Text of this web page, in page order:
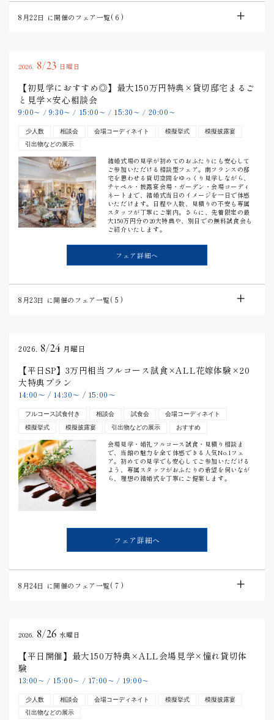
8月22日 に開催のフェア一覧(6 )
2026. 8/23 日曜日
【初見学におすすめ◎】最大150万円特典×貸切邸宅まるご
と見学×安心相談会
9:00〜 / 9:30〜 / 15:00 〜 / 15:30 〜 / 20:00 〜
少人数 相談会 会場コーディネイト 模擬挙式
模擬披露宴
引出物などの展示
結婚式場の見学が初めてのおふたりにも安心して
ご参加いただける相談型フェア。南フランスの邸
宅を思わせる貸切空間をゆっくり見学しながら、
チャペル・披露宴会場・ガーデン・会場コーディ
ネートまで、結婚式当日のイメージを一日で体感
いただけます。日程や人数、見積りの不安も専属
スタッフが丁寧にご案内。さらに、先着限定の最
大150万円分の20大特典や、別日での無料試食会も
ご紹介いたします。
フェア詳細へ
8月23日 に開催のフェア一覧(5 )
2026. 8/24 月曜日
【平日SP】3万円相当フルコース試食×ALL花嫁体験×20
大特典プラン
14:00〜 / 14:30〜 / 15:00〜
フルコース試食付き 相談会 試食会
会場コーディネイト
模擬挙式
模擬披露宴 引出物などの展示 おすすめ
会場見学・婚礼フルコース試食・見積り相談ま
で、当館の魅力を全て体感できる人気No.1フェ
ア。初めての見学でも安心してご参加いただける
よう、専属スタッフがおふたりの希望を伺いなが
ら、理想の結婚式を丁寧にご提案します。
フェア詳細へ
8月24日 に開催のフェア一覧(7 )
2026. 8/26 水曜日
【平日開催】最大150万特典×ALL会場見学×憧れ貸切体
験
13:00 〜 / 15:00〜 / 17:00 〜 / 19:00〜
少人数 相談会 会場コーディネイト 模擬挙式
模擬披露宴
引出物などの展示